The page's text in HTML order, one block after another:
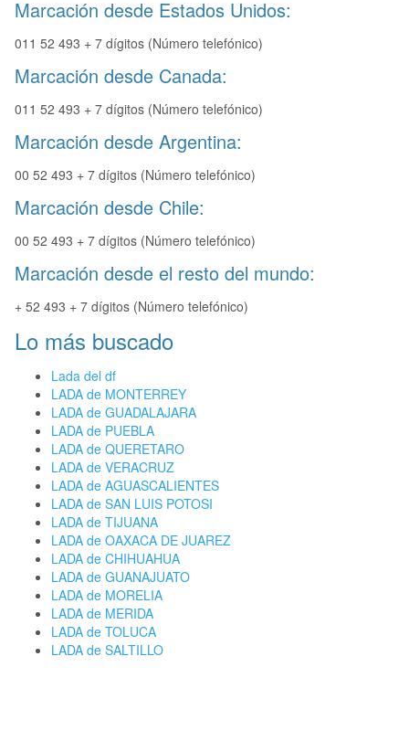
Marcación desde Estados Unidos:
011 52 493 + 7 dígitos (Número telefónico)
Marcación desde Canada:
011 52 493 + 7 dígitos (Número telefónico)
Marcación desde Argentina:
00 52 493 + 7 dígitos (Número telefónico)
Marcación desde Chile:
00 52 493 + 7 dígitos (Número telefónico)
Marcación desde el resto del mundo:
+ 52 493 + 7 dígitos (Número telefónico)
Lo más buscado
Lada del df
LADA de MONTERREY
LADA de GUADALAJARA
LADA de PUEBLA
LADA de QUERETARO
LADA de VERACRUZ
LADA de AGUASCALIENTES
LADA de SAN LUIS POTOSI
LADA de TIJUANA
LADA de OAXACA DE JUAREZ
LADA de CHIHUAHUA
LADA de GUANAJUATO
LADA de MORELIA
LADA de MERIDA
LADA de TOLUCA
LADA de SALTILLO